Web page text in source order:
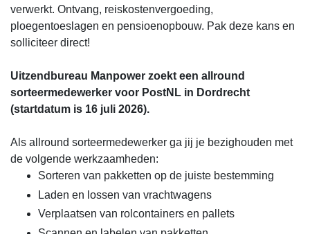
verwerkt. Ontvang, reiskostenvergoeding,
ploegentoeslagen en pensioenopbouw. Pak deze kans en
solliciteer direct!
Uitzendbureau Manpower zoekt een allround
sorteermedewerker voor PostNL in Dordrecht
(startdatum is 16 juli 2026).
Als allround sorteermedewerker ga jij je bezighouden met
de volgende werkzaamheden:
Sorteren van pakketten op de juiste bestemming
Laden en lossen van vrachtwagens
Verplaatsen van rolcontainers en pallets